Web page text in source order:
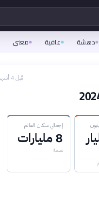
دهشة عافية معنى
قبل 4 أشهر
إجمالي سكان العالم
8 مليارات
نسمة